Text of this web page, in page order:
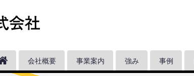
会社概要 事業案内 強み 事例